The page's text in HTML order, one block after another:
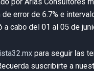
error de 6.7% e
a cabo del 01 al 05 de
para seguir las
suscribirte a